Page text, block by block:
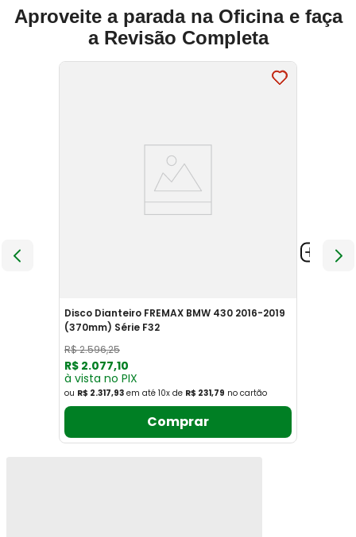
Aproveite a parada na Oficina e faça
a Revisão Completa
Disco Dianteiro FREMAX BMW 430 2016-2019
(370mm) Série F32
R$2.596,25
R$ 2.077,10
à vista no PIX
ou R$ 2.317,93 em até 10x de R$ 231,79 no cartão
Comprar